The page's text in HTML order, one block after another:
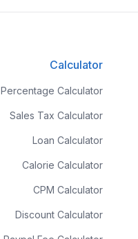
Calculator
Percentage Calculator
Sales Tax Calculator
Loan Calculator
Calorie Calculator
CPM Calculator
Discount Calculator